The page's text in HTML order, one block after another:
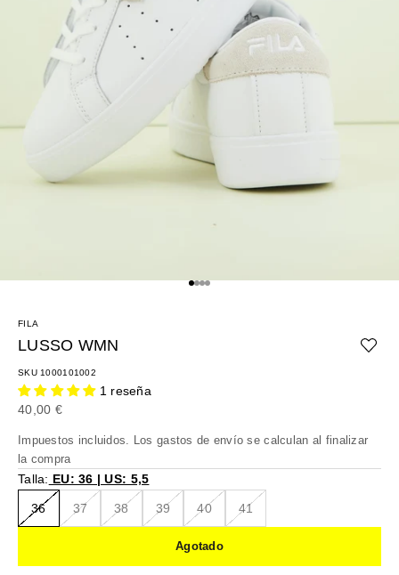
Ir al artículo 1
Ir al artículo 2
Ir al artículo 3
Ir al artículo 4
FILA
LUSSO WMN
SKU 1000101002
1 reseña
Precio de oferta
40,00 €
Impuestos incluidos. Los gastos de envío se calculan al finalizar
la compra
Talla: EU: 36 | US: 5,5
36 37 38 39 40 41
Agotado